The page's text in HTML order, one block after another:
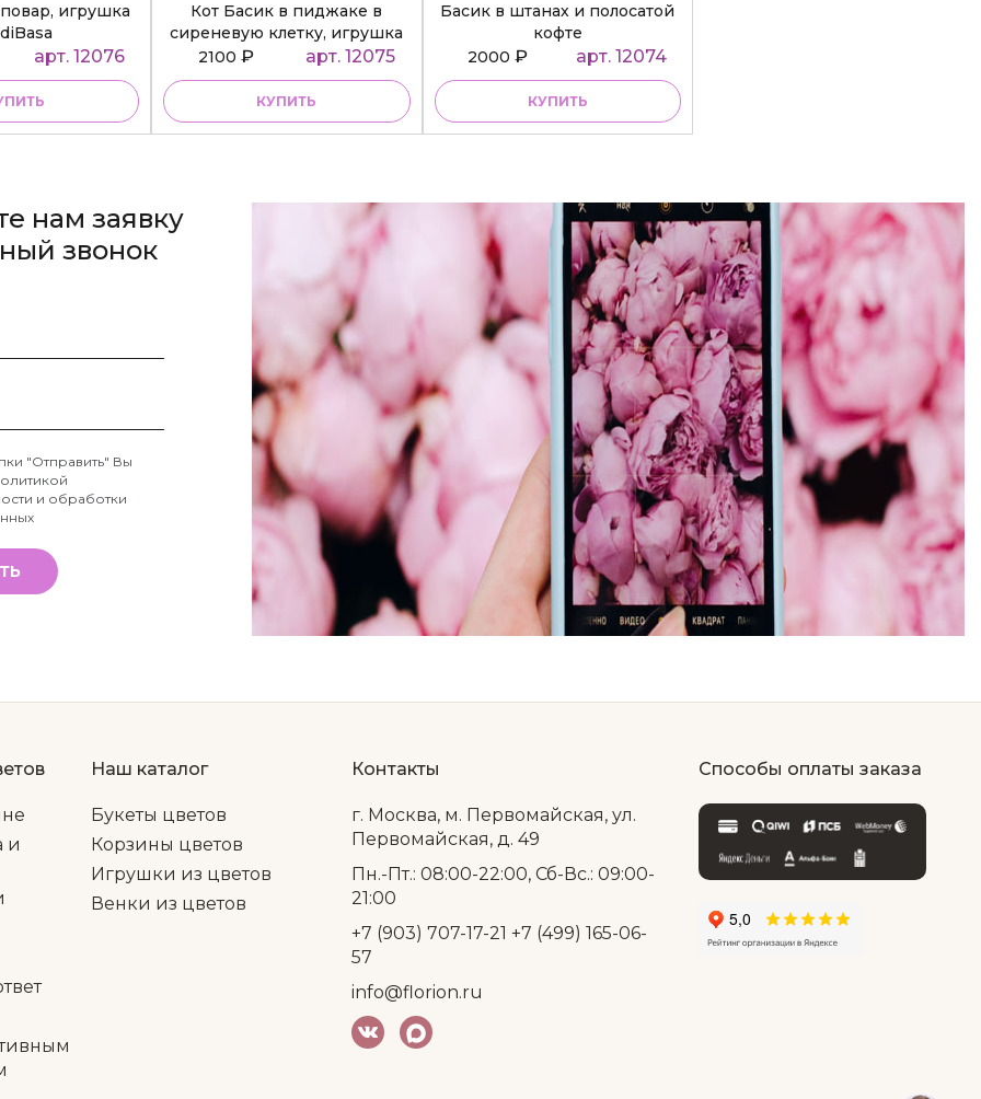
игрушка
арт. 12076
Кот Басик в пиджаке в
сиреневую клетку, игрушка
BudiBasa
2100₽ арт. 12075
КУПИТЬ
Басик в штанах и полосатой
кофте
2000 ₽ арт. 12074
КУПИТЬ
нам заявку
звонок
"Отправить" Вы
и обработки
и
Наш каталог
Букеты цветов
Корзины цветов
Игрушки из цветов
Венки из цветов
Контакты
г. Москва, м. Первомайская, ул.
Первомайская, д. 49
Пн.-Пт.: 08:00-22:00, Сб-Вс.: 09:00-
21:00
+7 (903) 707-17-21 +7 (499) 165-06-
57
info@florion.ru
Способы оплаты заказа